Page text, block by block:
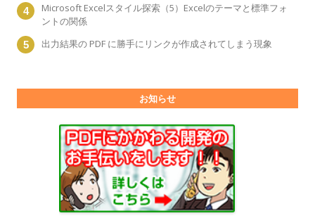
Microsoft Excelスタイル探索（5）Excelのテーマと標準フォ
ントの関係
出力結果の PDF に勝手にリンクが作成されてしまう現象
お知らせ